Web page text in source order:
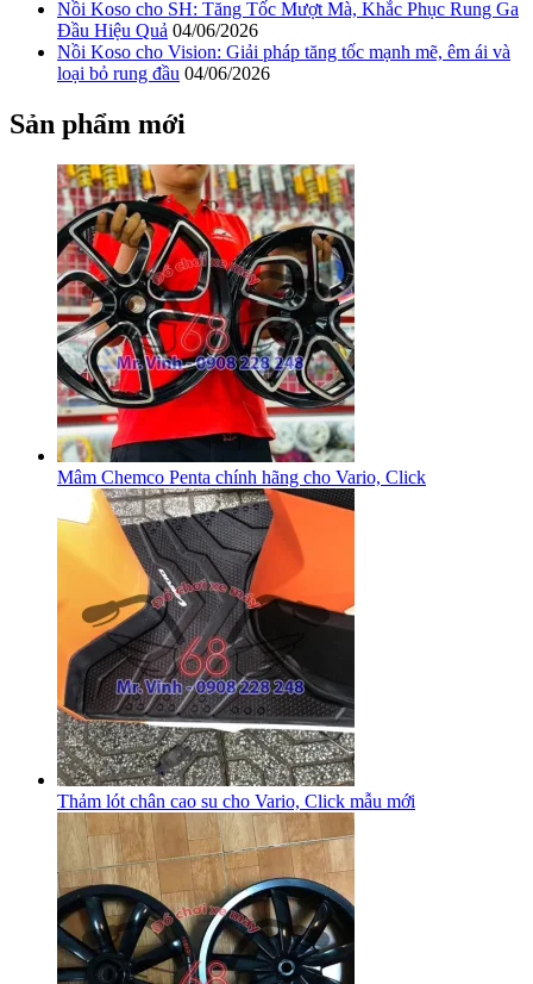
Nồi Koso cho SH: Tăng Tốc Mượt Mà, Khắc Phục Rung Ga
Đầu Hiệu Quả 04/06/2026
Nồi Koso cho Vision: Giải pháp tăng tốc mạnh mẽ, êm ái và
loại bỏ rung đầu 04/06/2026
Sản phẩm mới
Mâm Chemco Penta chính hãng cho Vario, Click
Thảm lót chân cao su cho Vario, Click mẫu mới